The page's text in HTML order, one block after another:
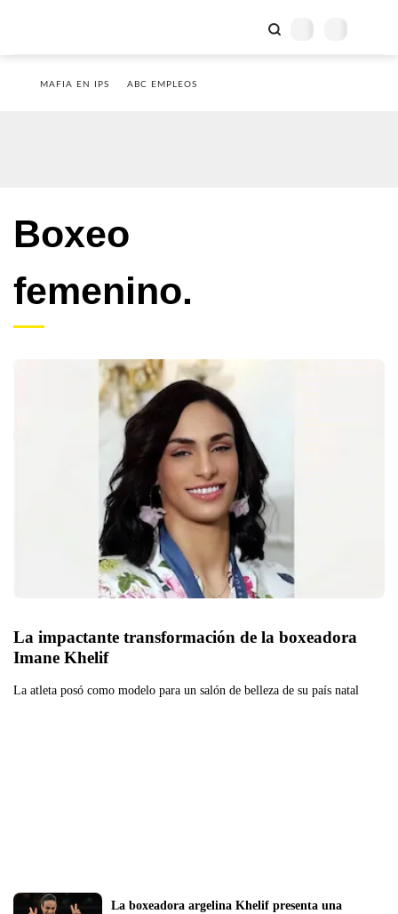
MAFIA EN IPS ABC EMPLEOS
Boxeo
femenino.
La impactante transformación de la boxeadora
Imane Khelif
La atleta posó como modelo para un salón de belleza de su país natal
La boxeadora argelina Khelif presenta una